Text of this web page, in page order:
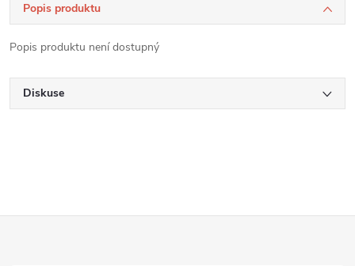
Popis produktu
Popis produktu není dostupný
Diskuse